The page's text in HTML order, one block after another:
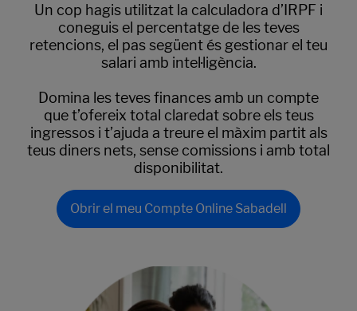
Un cop hagis utilitzat la calculadora d’IRPF i
coneguis el percentatge de les teves
retencions, el pas següent és gestionar el teu
salari amb intel·ligència.
Domina les teves finances amb un compte
que t’ofereix total claredat sobre els teus
ingressos i t’ajuda a treure el màxim partit als
teus diners nets, sense comissions i amb total
disponibilitat.
Obrir el meu Compte Online Sabadell